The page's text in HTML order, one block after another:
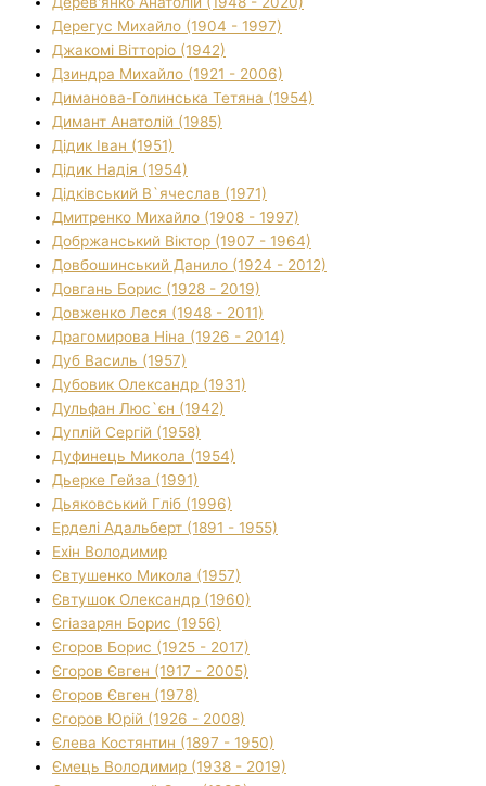
Дерегус Михайло (1904 - 1997)
Джакомі Вітторіо (1942)
Дзиндра Михайло (1921 - 2006)
Диманова-Голинська Тетяна (1954)
Димант Анатолій (1985)
Дідик Іван (1951)
Дідик Надія (1954)
Дідківський В`ячеслав (1971)
Дмитренко Михайло (1908 - 1997)
Добржанський Віктор (1907 - 1964)
Довбошинський Данило (1924 - 2012)
Довгань Борис (1928 - 2019)
Довженко Леся (1948 - 2011)
Драгомирова Ніна (1926 - 2014)
Дуб Василь (1957)
Дубовик Олександр (1931)
Дульфан Люс`єн (1942)
Дуплій Сергій (1958)
Дуфинець Микола (1954)
Дьерке Гейза (1991)
Дьяковський Гліб (1996)
Ерделі Адальберт (1891 - 1955)
Ехін Володимир
Євтушенко Микола (1957)
Євтушок Олександр (1960)
Єгіазарян Борис (1956)
Єгоров Борис (1925 - 2017)
Єгоров Євген (1917 - 2005)
Єгоров Євген (1978)
Єгоров Юрій (1926 - 2008)
Єлева Костянтин (1897 - 1950)
Ємець Володимир (1938 - 2019)